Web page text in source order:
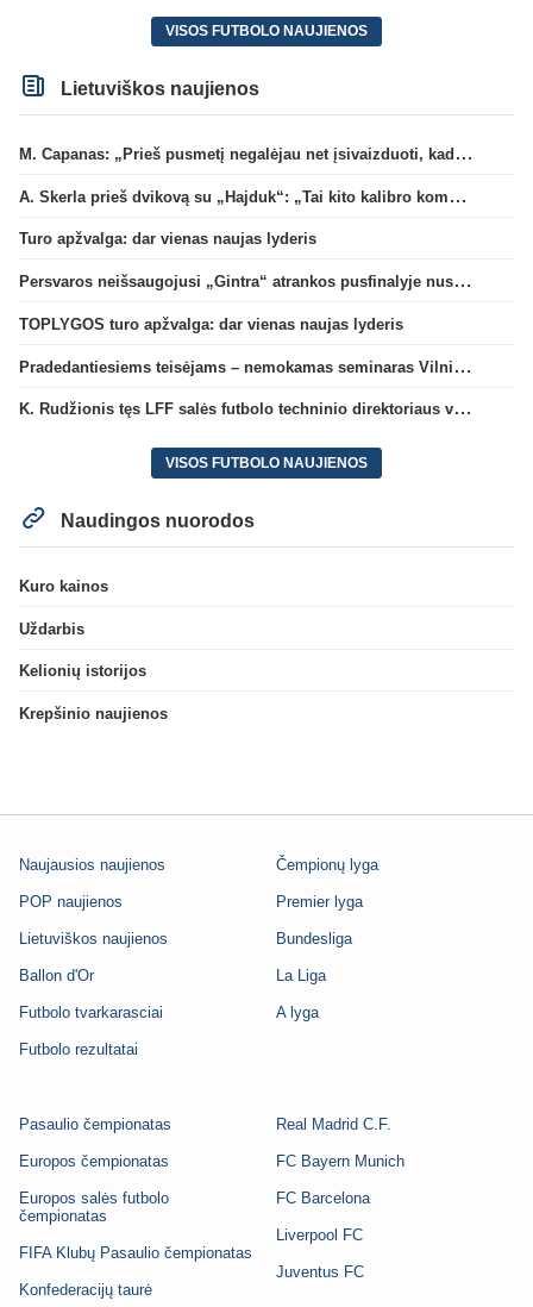
VISOS FUTBOLO NAUJIENOS
Lietuviškos naujienos
M. Capanas: „Prieš pusmetį negalėjau net įsivaizduoti, kad žaisime prieš „Hajduk“
A. Skerla prieš dvikovą su „Hajduk“: „Tai kito kalibro komanda“
Turo apžvalga: dar vienas naujas lyderis
Persvaros neišsaugojusi „Gintra“ atrankos pusfinalyje nusileido Škotijos čempionėms
TOPLYGOS turo apžvalga: dar vienas naujas lyderis
Pradedantiesiems teisėjams – nemokamas seminaras Vilniuje šį penktadienį
K. Rudžionis tęs LFF salės futbolo techninio direktoriaus veiklą
VISOS FUTBOLO NAUJIENOS
Naudingos nuorodos
Kuro kainos
Uždarbis
Kelionių istorijos
Krepšinio naujienos
Naujausios naujienos
POP naujienos
Lietuviškos naujienos
Ballon d'Or
Futbolo tvarkarasciai
Futbolo rezultatai
Čempionų lyga
Premier lyga
Bundesliga
La Liga
A lyga
Pasaulio čempionatas
Europos čempionatas
Europos salės futbolo
čempionatas
FIFA Klubų Pasaulio čempionatas
Konfederacijų taurė
Real Madrid C.F.
FC Bayern Munich
FC Barcelona
Liverpool FC
Juventus FC